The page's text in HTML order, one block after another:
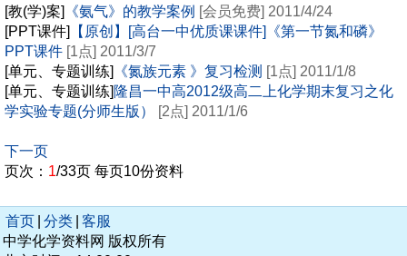
[教(学)案]
《氨气》的教学案例 [会员免费] 2011/4/24
[PPT课件]
【原创】[高台一中优质课课件]《第一节氮和磷》
PPT课件 [1点] 2011/3/7
[单元、专题训练]
《氮族元素 》复习检测 [1点] 2011/1/8
[单元、专题训练]隆昌一中高2012级高二上化学期末复习之化
学实验专题(分师生版）
[2点] 2011/1/6
下一页
页次： 1/33页 每页10份资料
首页 分类 客服
中学化学资料网 版权所有